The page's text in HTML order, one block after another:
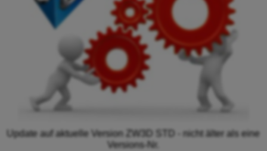
Update auf aktuelle Version ZW3D STD - nicht älter als eine
Versions-Nr.